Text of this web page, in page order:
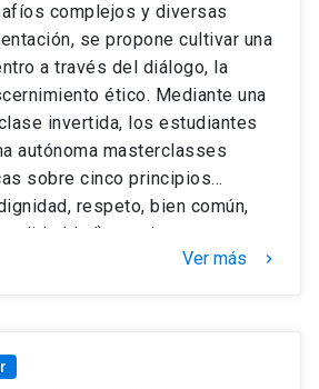
complejos y diversas
se propone cultivar una
a través del diálogo, la
ético. Mediante una
invertida, los estudiantes
autónoma masterclasses
sobre cinco principios
respeto, bien común,
para luego
campus. Las evaluaciones
Ver más keyboard_arrow_right